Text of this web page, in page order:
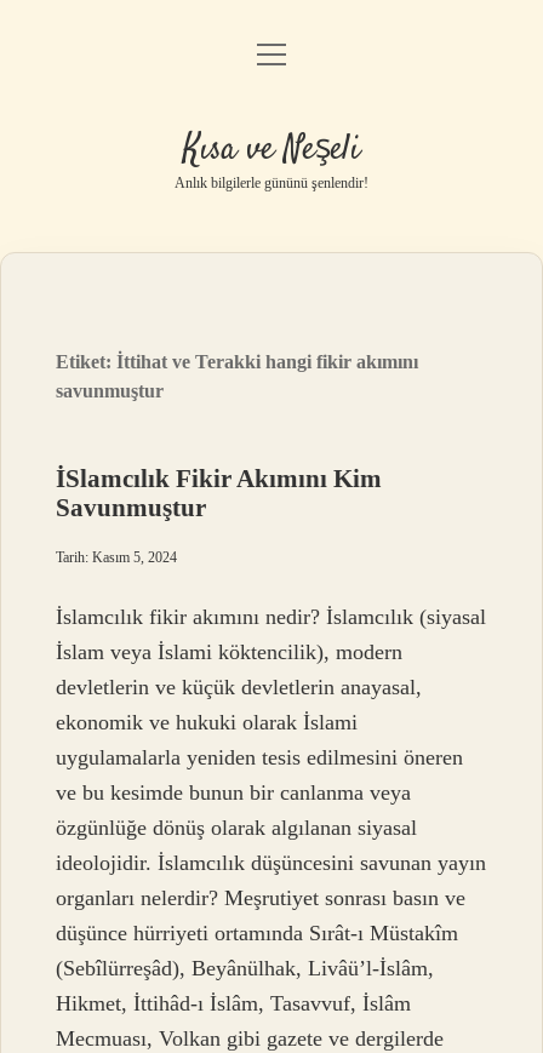
Anasayfa
Yasal Uyarı
menüyü
Kısa ve Neşeli
Anlık bilgilerle gününü şenlendir!
Etiket:İttihat ve Terakki hangi fikir akımını
savunmuştur
İSlamcılık Fikir Akımını Kim
Savunmuştur
Tarih: Kasım 5, 2024
İslamcılık fikir akımını nedir? İslamcılık (siyasal
İslam veya İslami köktencilik), modern
devletlerin ve küçük devletlerin anayasal,
ekonomik ve hukuki olarak İslami
uygulamalarla yeniden tesis edilmesini öneren
ve bu kesimde bunun bir canlanma veya
özgünlüğe dönüş olarak algılanan siyasal
ideolojidir. İslamcılık düşüncesini savunan yayın
organları nelerdir? Meşrutiyet sonrası basın ve
düşünce hürriyeti ortamında Sırât-ı Müstakîm
(Sebîlürreşâd), Beyânülhak, Livâü’l-İslâm,
Hikmet, İttihâd-ı İslâm, Tasavvuf, İslâm
Mecmuası, Volkan gibi gazete ve dergilerde